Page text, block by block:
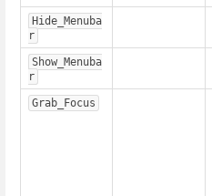
Hide_Menuba
r
Show_Menuba
r
Grab_Focus